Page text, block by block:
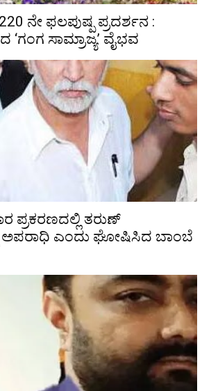
ನೇ ಫಲಪುಷ್ಪ ಪ್ರದರ್ಶನ :
ಸಾಮ್ರಾಜ್ಯ’ ವೈಭವ
ಪ್ರಕರಣದಲ್ಲಿ ತರುಣ್
ಅಪರಾಧಿ ಎಂದು ಘೋಷಿಸಿದ ಬಾಂಬೆ